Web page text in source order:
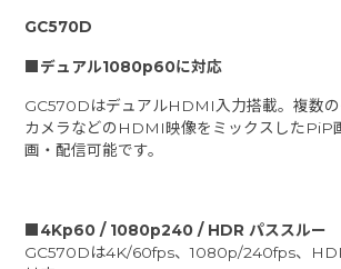
GC570D
■デュアル1080p60に対応
GC570DはデュアルHDMI入力搭載。複数
カメラなどのHDMI映像をミックスしたPiP
画・配信可能です。
■4Kp60 / 1080p240 / HDR パススルー
GC570Dは4K/60fps、1080p/240fps、